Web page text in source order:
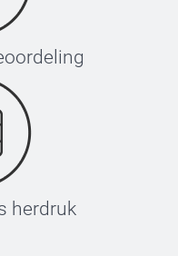
herdruk